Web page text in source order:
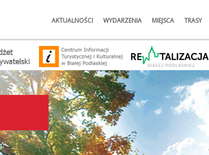
AKTUALNOŚCI WYDARZENIA MIEJSCA TRASY